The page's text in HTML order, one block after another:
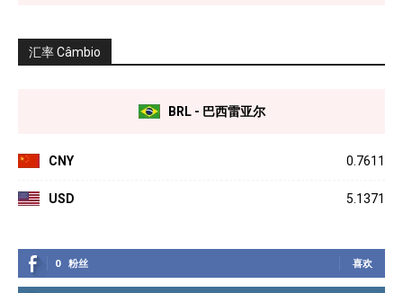
汇率 Câmbio
BRL - 巴西雷亚尔
CNY 0.7611
USD 5.1371
0 粉丝 喜欢